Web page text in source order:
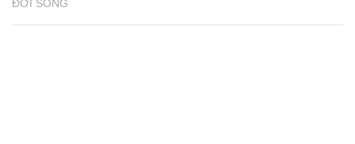
ĐỜI SỐNG